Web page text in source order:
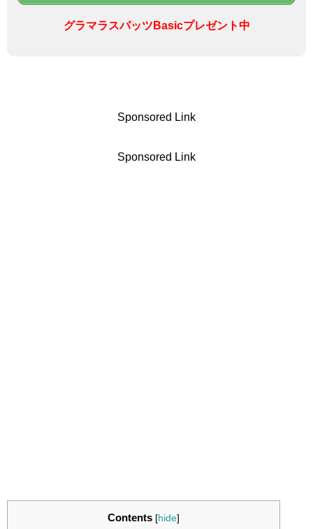
グラマラスパッツBasicプレゼント中
Sponsored Link
Sponsored Link
Contents [hide]